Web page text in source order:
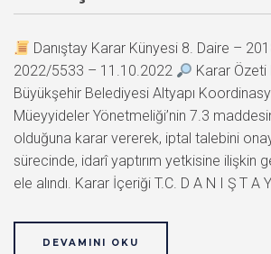
Danıştay Karar Künyesi 8. Daire –
2022/5533 – 11.10.2022
Karar Özeti
Büyükşehir Belediyesi Altyapı
Müeyyideler Yönetmeliği’nin 7.3
olduğuna karar vererek, iptal talebini
sürecinde, idarî yaptırım yetkisine ilişkin
ele alındı. Karar İçeriği T.C. D A N I Ş T A
DEVAMINI OKU